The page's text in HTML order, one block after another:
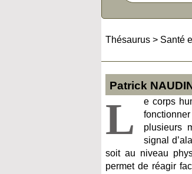
Thésaurus > Santé
Patrick
L
e corps
plusieurs
signal
soit au niveau
permet de réagir